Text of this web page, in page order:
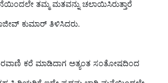
ಕುಮಾರ್ ತಿಳಿಸಿದರು.
ಕರೆ ಮಾಡಿದಾಗ ಅತ್ಯಂತ ಸಂತೋಷದಿಂದ
ಹಿರಿಯರಿಗೆ ಇದೇ ಪ್ರಥಮ‌ ಬಾರಿ ಮನೆಯಿಂದಲೇ